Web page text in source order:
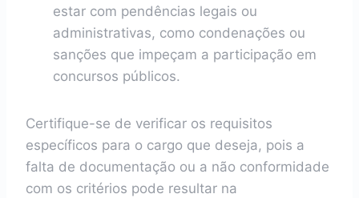
estar com pendências legais ou
administrativas, como condenações ou
sanções que impeçam a participação em
concursos públicos.
Certifique-se de verificar os requisitos
específicos para o cargo que deseja, pois a
falta de documentação ou a não conformidade
com os critérios pode resultar na